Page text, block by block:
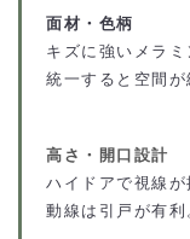
面材・色柄
キズに強いメラ
統一すると空間が
高さ・開口設計
ハイドアで視線
動線は引戸が有利